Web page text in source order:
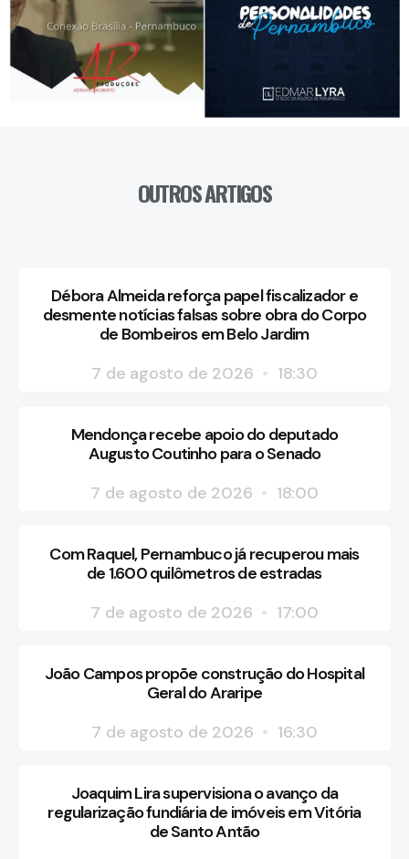
OUTROS ARTIGOS
Débora Almeida reforça papel fiscalizador e
desmente notícias falsas sobre obra do Corpo
de Bombeiros em Belo Jardim
7 de agosto de 2026
18:30
Mendonça recebe apoio do deputado
Augusto Coutinho para o Senado
7 de agosto de 2026
18:00
Com Raquel, Pernambuco já recuperou mais
de 1.600 quilômetros de estradas
7 de agosto de 2026
17:00
João Campos propõe construção do Hospital
Geral do Araripe
7 de agosto de 2026
16:30
Joaquim Lira supervisiona o avanço da
regularização fundiária de imóveis em Vitória
de Santo Antão